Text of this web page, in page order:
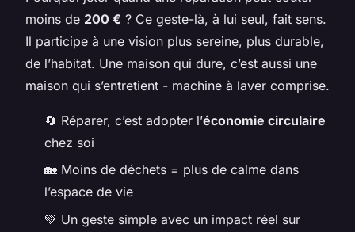
moins de 200 € ? Ce geste-là, à lui seul, fait sens.
Il participe à une vision plus sereine, plus durable,
de l’habitat. Une maison qui dure, c’est aussi une
maison qui s’entretient - machine à laver comprise.
🔄 Réparer, c’est adopter l’économie circulaire
chez soi
🏡 Moins de déchets = plus de calme dans
l’espace de vie
💚 Un geste simple avec un impact réel sur